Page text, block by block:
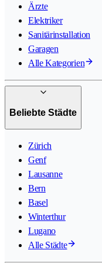
Ärzte
Elektriker
Sanitärinstallation
Garagen
Alle Kategorien
Beliebte Städte
Zürich
Genf
Lausanne
Bern
Basel
Winterthur
Lugano
Alle Städte